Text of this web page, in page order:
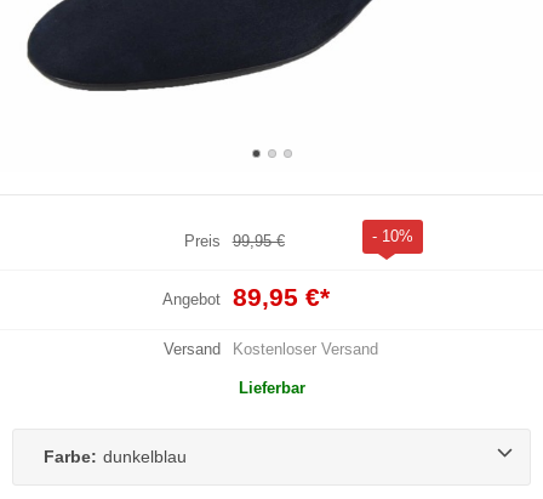
Preis 99,95 € - 10%
Angebot 89,95 €*
Versand Kostenloser Versand
Lieferbar
Farbe: dunkelblau